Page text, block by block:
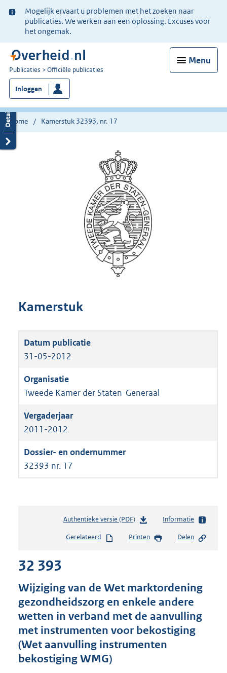
Ter
informatie:
Mogelijk ervaart u problemen met het zoeken naar
publicaties. We werken aan een oplossing. Excuses voor
het ongemak.
Menu
U
bent
nu
hier:
Publicaties Officiële publicaties
Inloggen
Home Kamerstuk 32393, nr. 17
Kamerstuk
31-05-2012
Tweede Kamer der Staten-Generaal
2011-2012
32393 nr. 17
Authentieke versie (PDF)b
s
s
g
r
o
o
t
Informatie
Gerelateerd Printen Delen
32 393
Wijziging van de Wet marktordening
gezondheidszorg en enkele andere
wetten in verband met de aanvulling
met instrumenten voor bekostiging
(Wet aanvulling instrumenten
bekostiging WMG)